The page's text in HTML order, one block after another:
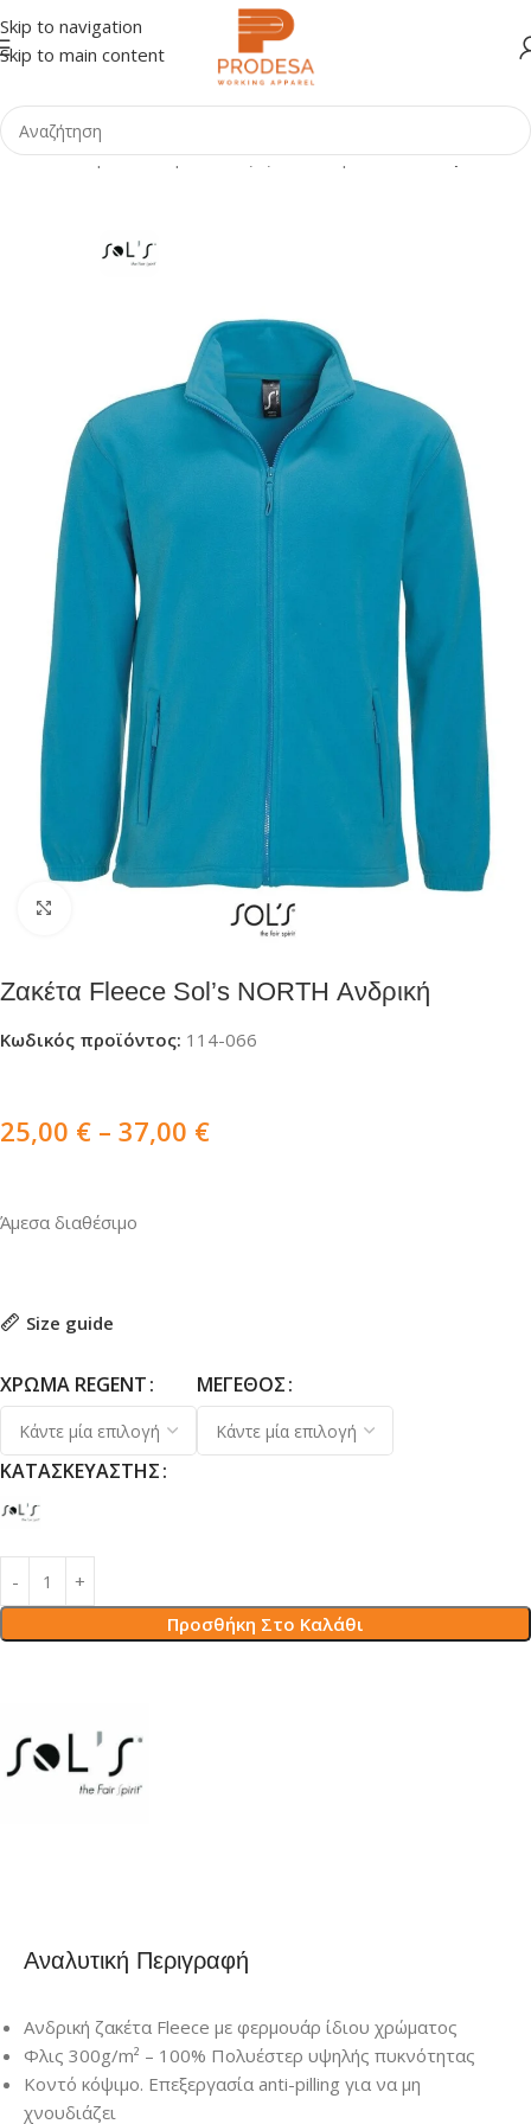
Skip to navigation
Skip to main content
σελίδα Shop Ένδυση Μπλούζες - Πουκάμισα Ζακέτες - Fleece
Ζακέτα Fleece Sol’s NORTH Ανδρική
Κωδικός προϊόντος: 114-066
25,00 € – 37,00 €
Άμεσα διαθέσιμο
Size guide
ΧΡΏΜΑ REGENT ΜΈΓΕΘΟΣ
ΚΑΤΑΣΚΕΥΑΣΤΉΣ
Προσθήκη Στο Καλάθι
Αναλυτική Περιγραφή
Ανδρική ζακέτα Fleece με φερμουάρ ίδιου χρώματος
Φλις 300g/m² – 100% Πολυέστερ υψηλής πυκνότητας
Κοντό κόψιμο. Επεξεργασία anti-pilling για να μη
χνουδιάζει